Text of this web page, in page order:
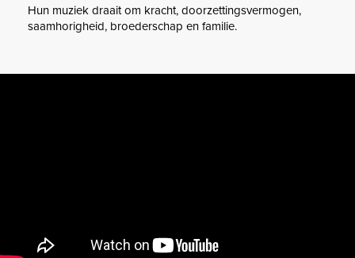
Hun muziek draait om kracht, doorzettingsvermogen,
saamhorigheid, broederschap en familie.​